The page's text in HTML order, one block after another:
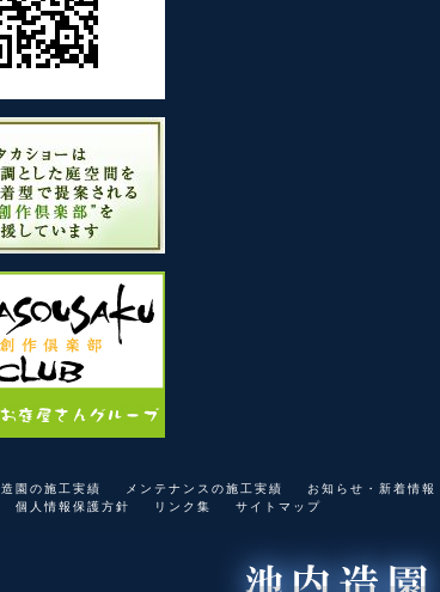
造園の施工実績 メンテナンスの施工実績 お知らせ・新着情報
個人情報保護方針 リンク集 サイトマップ